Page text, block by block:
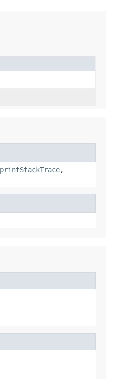
printStackTrace,